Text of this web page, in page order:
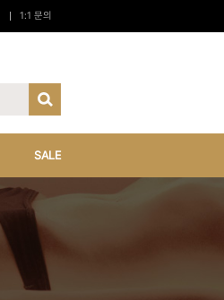
1:1 문의
SALE